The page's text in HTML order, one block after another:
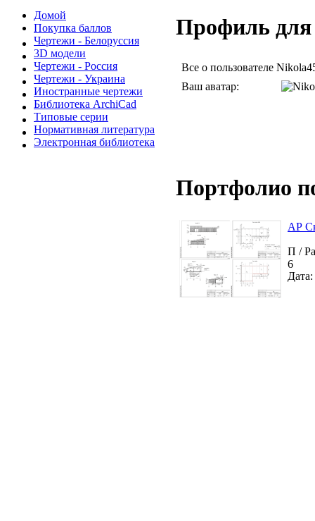
Домой
Покупка баллов
Чертежи - Белоруссия
3D модели
Чертежи - Россия
Чертежи - Украина
Иностранные чертежи
Библиотека ArchiCad
Типовые серии
Нормативная литература
Электронная библиотека
Профиль для
Все о пользователе
Ваш аватар:
Портфолио
АР
П /
6